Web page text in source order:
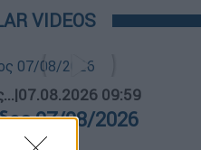
VIDEOS
|07.08.2026 09:59
07/08/2026